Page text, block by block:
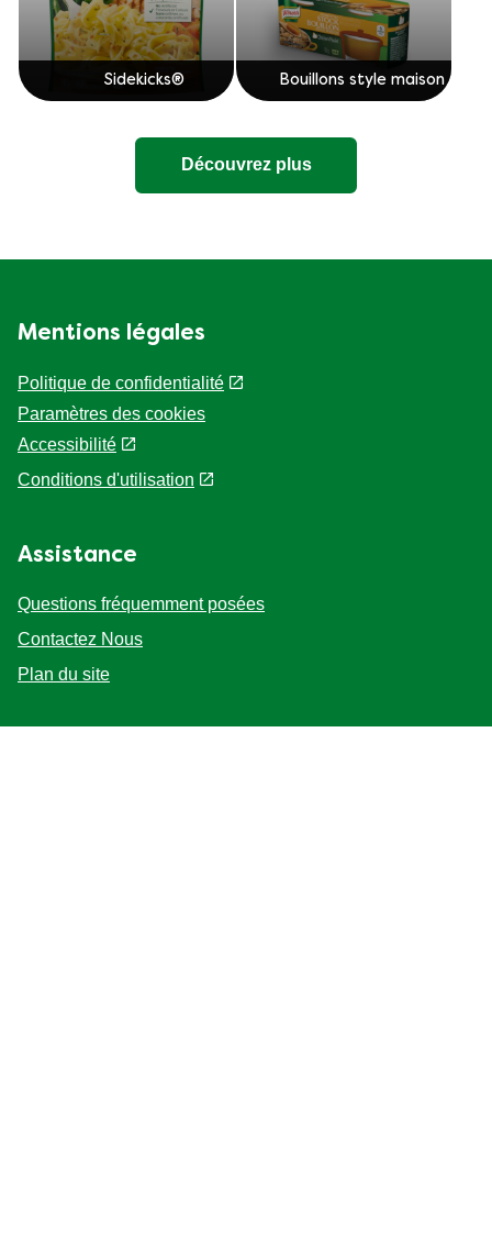
Sidekicks® Bouillons style maison
Découvrez plus
Mentions légales
Politique de confidentialité
Paramètres des cookies
Accessibilité
Conditions d'utilisation
Assistance
Questions fréquemment posées
Contactez Nous
Plan du site